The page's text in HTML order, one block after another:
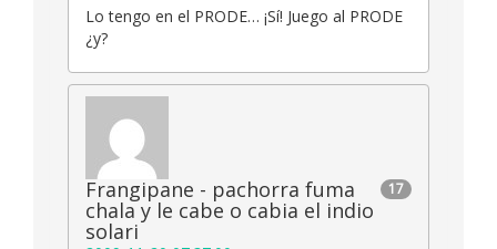
Lo tengo en el PRODE… ¡Sí! Juego al PRODE
¿y?
17
Frangipane - pachorra fuma
chala y le cabe o cabia el indio
solari